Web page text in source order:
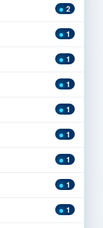
2
1
1
1
1
1
1
1
1